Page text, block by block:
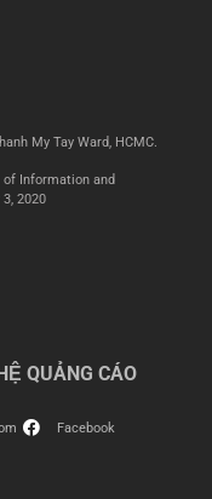
My Tay Ward, HCMC.
of Information and
2020
QUẢNG CÁO
Facebook